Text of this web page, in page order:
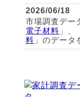
2026/06/18
市場調査デー
電子材料 」、
料 」のデータ